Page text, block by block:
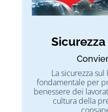
La sicurezza
fondamentale per
benessere dei
cultura della